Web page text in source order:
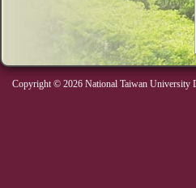
Copyright © 2026 National Taiwan University